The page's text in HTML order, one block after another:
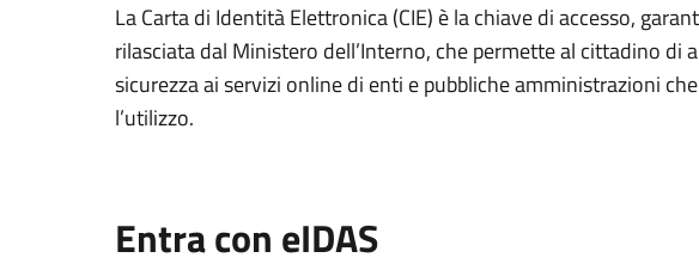
La Carta di Identità Elettronica (CIE) è la chiave di accesso,
rilasciata dal Ministero dell’Interno, che permette al cittadino di
sicurezza ai servizi online di enti e pubbliche amministrazioni
l’utilizzo.
Entra con eIDAS